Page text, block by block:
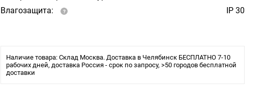
Влагозащита:
IP 30
Наличие товара: Склад Москва. Доставка в Челябинск БЕСПЛАТНО 7-10
рабочих дней, доставка Россия - срок по запросу, >50 городов бесплатной
доставки